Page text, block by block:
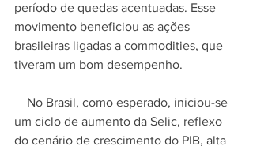
período de quedas acentuadas. Esse
movimento beneficiou as ações
brasileiras ligadas a commodities, que
tiveram um bom desempenho.
um ciclo de aumento da Selic, reflexo
do cenário de crescimento do PIB, alta